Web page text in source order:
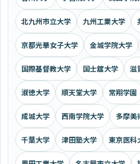
北九州市立大学 九州工業大学
京都光華女子大学 金城学院大学
国際基督教大学 国士舘大学 滋
淑徳大学 順天堂大学 常翔学園
成城大学 西南学院大学 多摩美
千葉大学 津田塾大学 東京医科